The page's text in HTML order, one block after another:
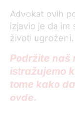
Advokat ovih
izjavio je da im
životi ugroženi.
Podržite naš
istražujemo
tome kako
ovde.